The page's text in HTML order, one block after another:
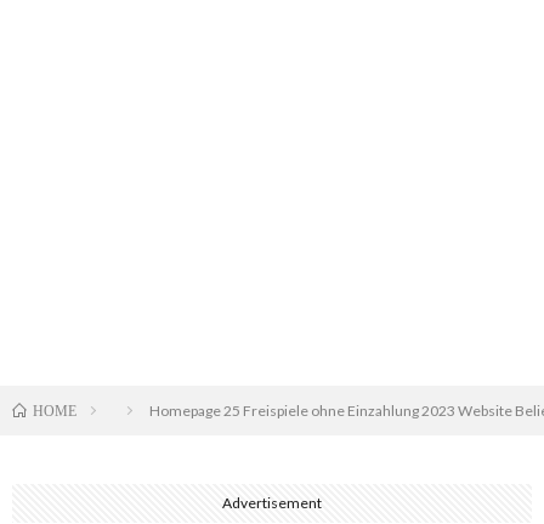
HOME Homepage 25 Freispiele ohne Einzahlung 2023 Website
Advertisement